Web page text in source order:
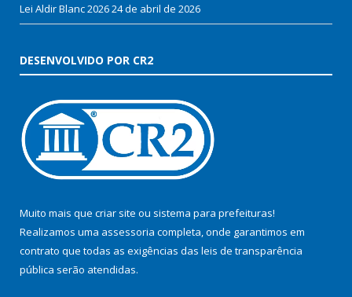
Lei Aldir Blanc 202624 de abril de 2026
DESENVOLVIDO POR CR2
Muito mais que criar site ou sistema para prefeituras!
Realizamos uma assessoria completa, onde garantimos em
contrato que todas as exigências das leis de transparência
pública serão atendidas.